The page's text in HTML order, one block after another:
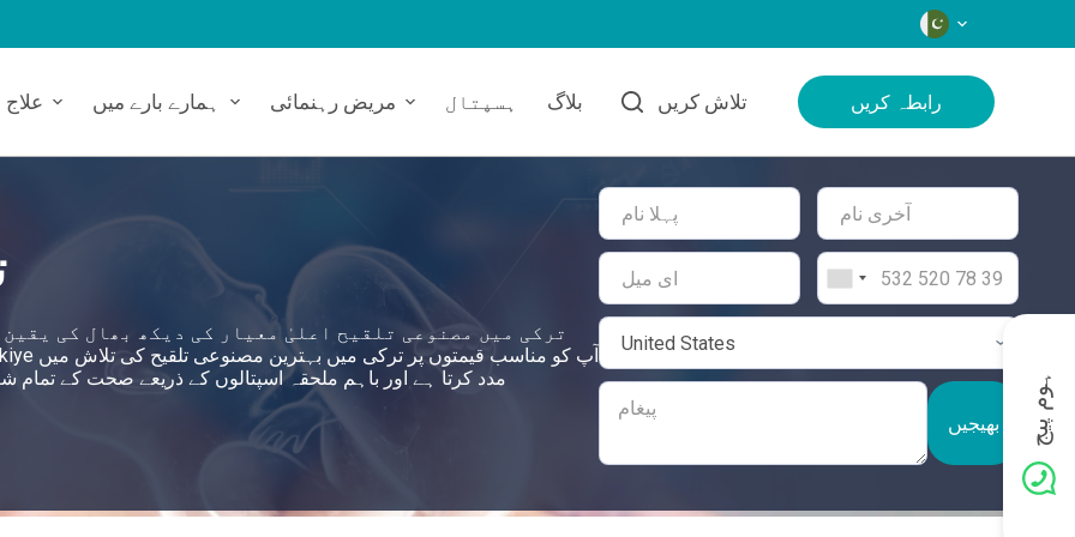
زبانیں
علاج ہمارے بارے میں مریض رہنمائی ہسپتال بلاگ تلاش کریں رابطہ کریں
ترکی میں مصنوعی تلقیح اعلیٰ معیار کی دیکھ بھال کی
مدد کرتا ہے اور باہم ملحقہ اسپتالوں کے ذریعے صحت کے تمام شعبوں میں 360 ڈگری سروس اپروچ کو
بھیجیں ہوم پیج